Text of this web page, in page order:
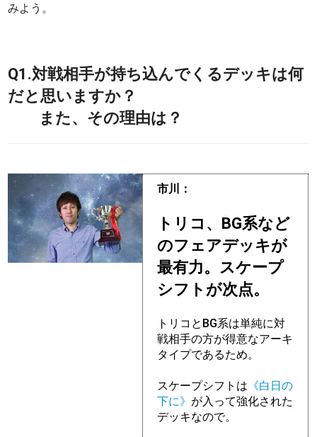
みよう。
Q1.対戦相手が持ち込んでくるデッキは何
だと思いますか？
また、その理由は？
市川：
トリコ、BG系など
のフェアデッキが
最有力。スケープ
シフトが次点。
トリコとBG系は単純に対
戦相手の方が得意なアーキ
タイプであるため。
スケープシフトは 《白日の
下に》 が入って強化された
デッキなので。